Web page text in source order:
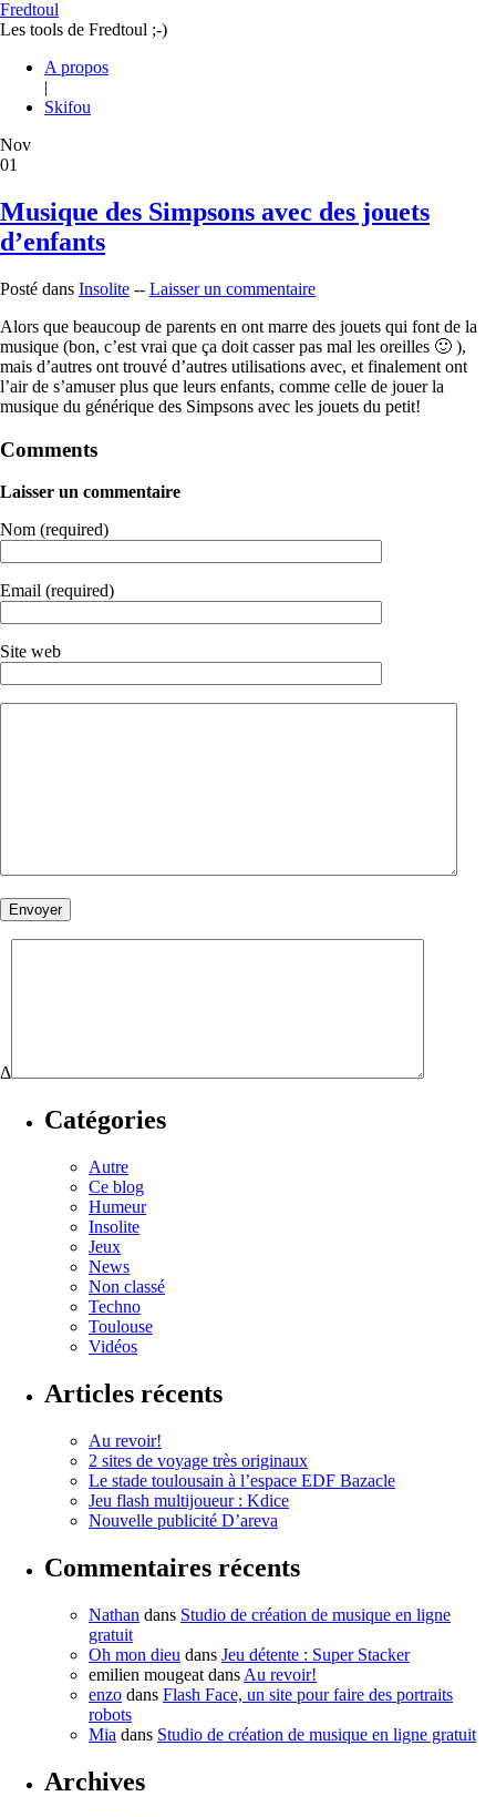
Fredtoul
Les tools de Fredtoul ;-)
A propos
|
Skifou
Nov
01
Musique des Simpsons avec des jouets
d’enfants
Posté dans Insolite -- Laisser un commentaire
Alors que beaucoup de parents en ont marre des jouets qui font de la
musique (bon, c’est vrai que ça doit casser pas mal les oreilles 🙂 ),
mais d’autres ont trouvé d’autres utilisations avec, et finalement ont
l’air de s’amuser plus que leurs enfants, comme celle de jouer la
musique du générique des Simpsons avec les jouets du petit!
Comments
Laisser un commentaire
Nom (required)
Email (required)
Site web
Δ
Catégories
Autre
Ce blog
Humeur
Insolite
Jeux
News
Non classé
Techno
Toulouse
Vidéos
Articles récents
Au revoir!
2 sites de voyage très originaux
Le stade toulousain à l’espace EDF Bazacle
Jeu flash multijoueur : Kdice
Nouvelle publicité D’areva
Commentaires récents
Nathan dans Studio de création de musique en ligne
gratuit
Oh mon dieu dans Jeu détente : Super Stacker
emilien mougeat dans Au revoir!
enzo dans Flash Face, un site pour faire des portraits
robots
Mia dans Studio de création de musique en ligne gratuit
Archives